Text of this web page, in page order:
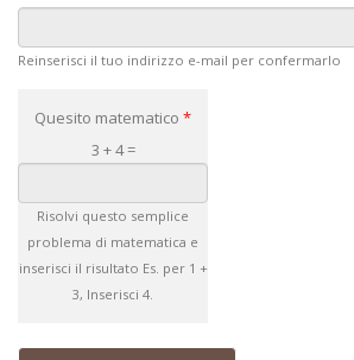
Reinserisci il tuo indirizzo e-mail per confermarlo
Quesito matematico *
3 + 4 =
Risolvi questo semplice
problema di matematica e
inserisci il risultato Es. per 1 +
3, Inserisci 4.